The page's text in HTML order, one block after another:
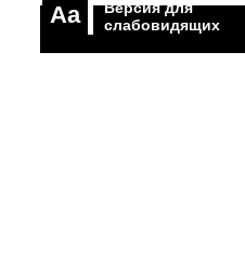
Aa
Версия для
слабовидящих